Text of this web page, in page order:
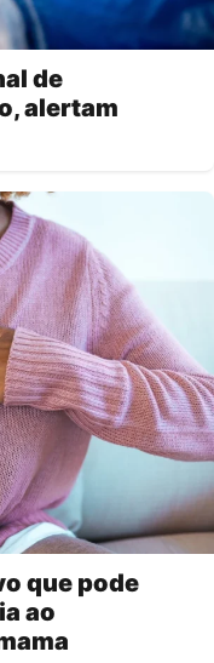
de
alertam
que pode
ao